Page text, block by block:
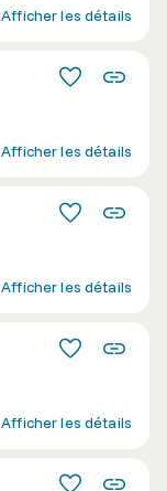
Afficher les détails
Afficher les détails
Afficher les détails
Afficher les détails